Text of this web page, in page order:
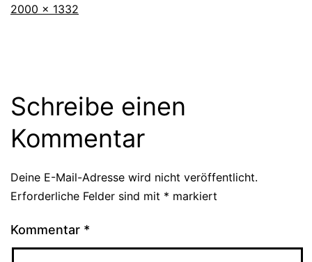
Originalgröße
2000 × 1332
Schreibe einen
Kommentar
Deine E-Mail-Adresse wird nicht veröffentlicht.
Erforderliche Felder sind mit * markiert
Kommentar *